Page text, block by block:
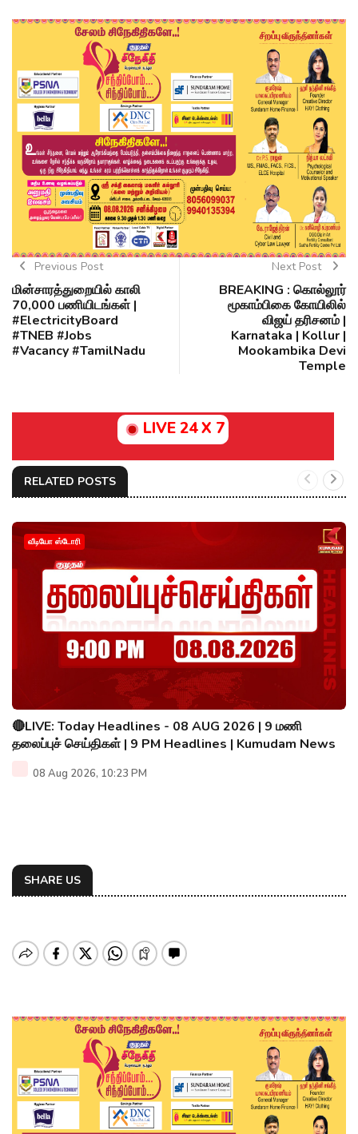
Previous Post
மின்சாரத்துறையில் காலி
70,000 பணியிடங்கள் |
#ElectricityBoard
#TNEB #Jobs
#Vacancy #TamilNadu
Next Post
BREAKING : கொல்லூர்
மூகாம்பிகை கோயிலில்
விஜய் தரிசனம் |
Karnataka | Kollur |
Mookambika Devi
Temple
LIVE 24 X 7
RELATED POSTS
வீடியோ ஸ்டோரி
🔴LIVE: Today Headlines - 08 AUG 2026 | 9 மணி
தலைப்புச் செய்திகள் | 9 PM Headlines | Kumudam News
08 Aug 2026, 10:23 PM
SHARE US